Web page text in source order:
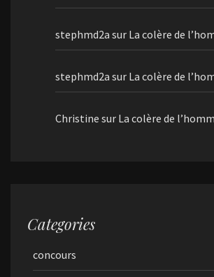
stephmd2a sur La colère de
stephmd2a sur La colère de
Christine sur La colère de
Categories
concours